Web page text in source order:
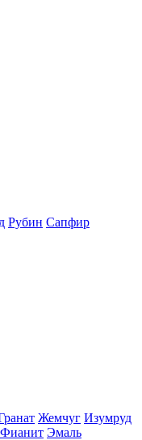
Рубин Сапфир
Жемчуг Изумруд
Фианит Эмаль